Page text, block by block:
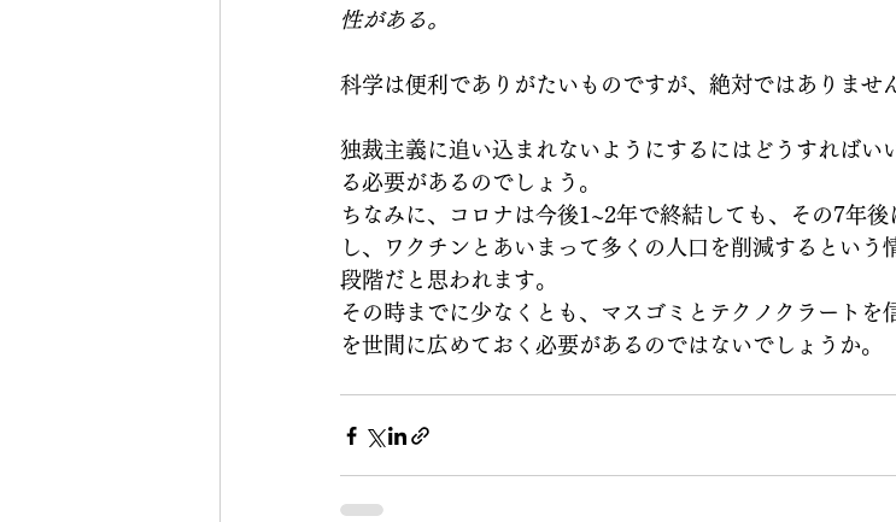
性がある。
科学は便利でありがたいものですが、絶対ではありませ
独裁主義に追い込まれないようにするにはどうすればい
る必要があるのでしょう。
ちなみに、コロナは今後1~2年で終結しても、その7年
し、ワクチンとあいまって多くの人口を削減するという
段階だと思われます。
その時までに少なくとも、マスゴミとテクノクラートを
を世間に広めておく必要があるのではないでしょうか。